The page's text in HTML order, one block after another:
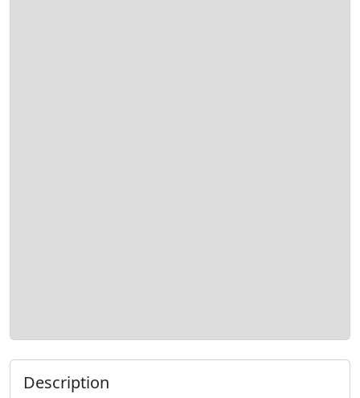
Description